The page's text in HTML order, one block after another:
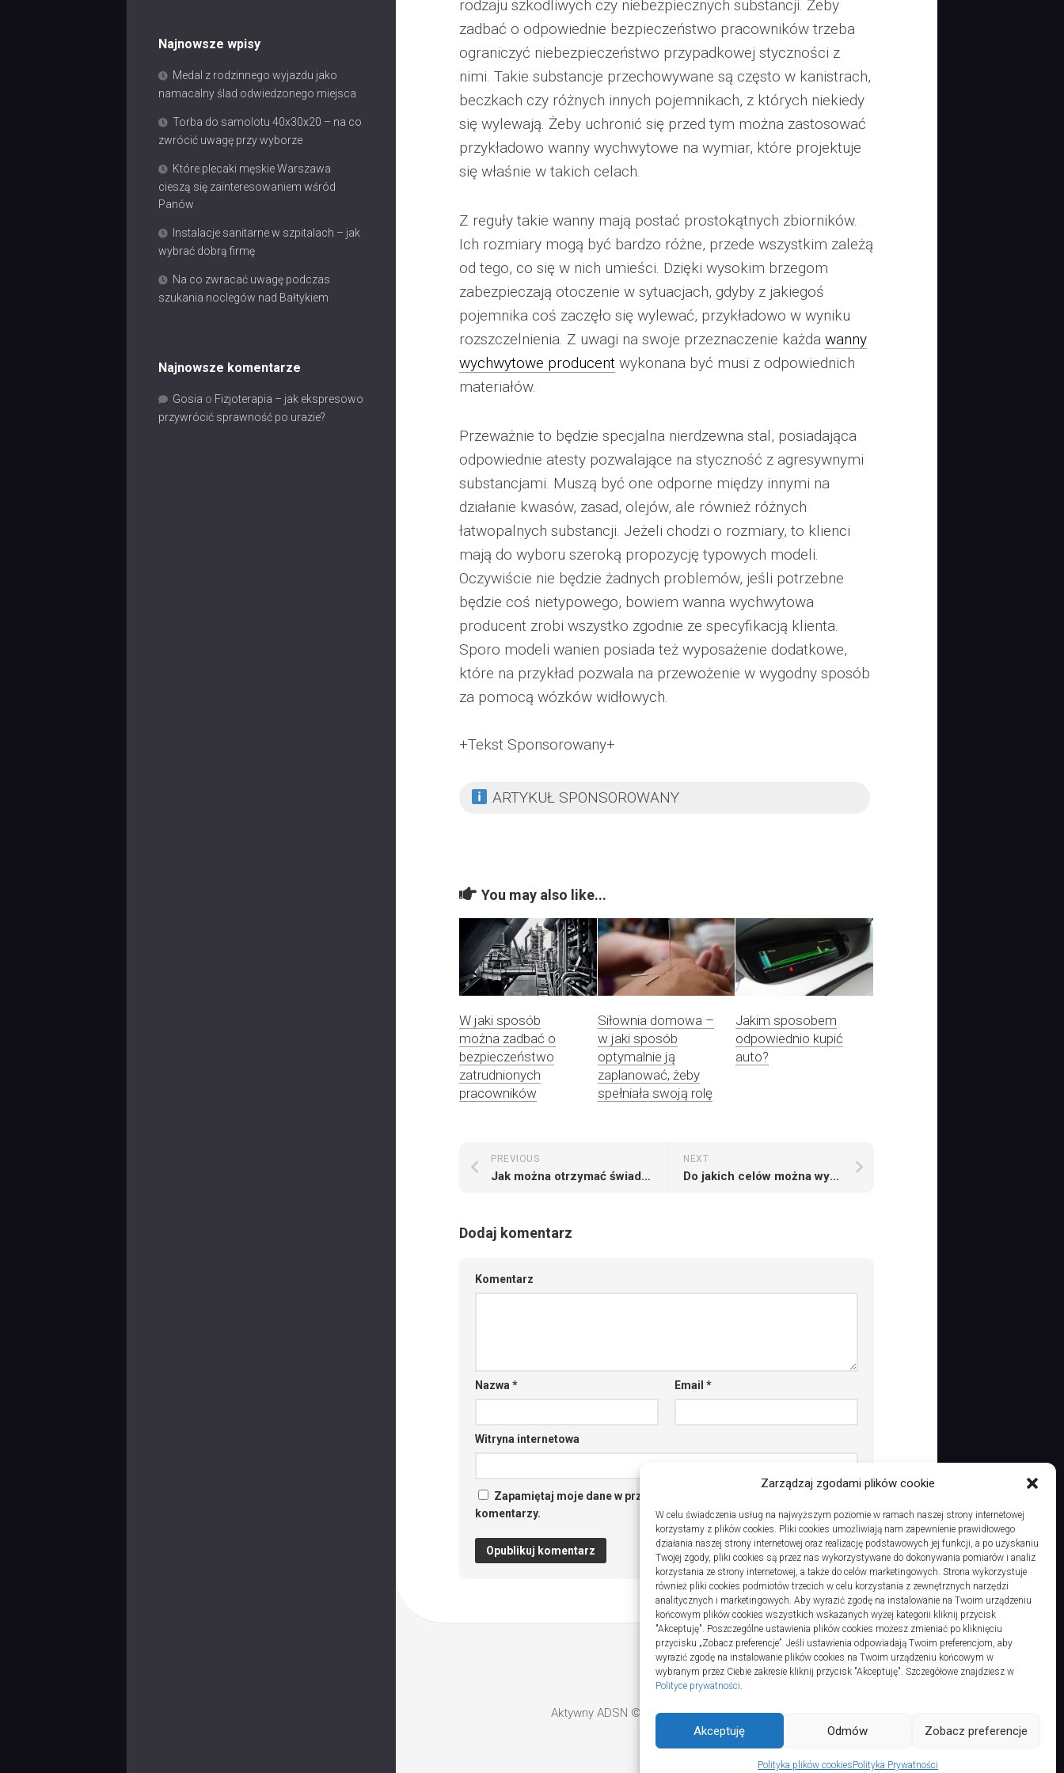
Zarządzaj zgodami plików cookie
W celu świadczenia usług na najwyższym poziomie w ramach naszej strony internetowej
korzystamy z plików cookies. Pliki cookies umożliwiają nam zapewnienie prawidłowego
działania naszej strony internetowej oraz realizację podstawowych jej funkcji, a po uzyskaniu
Twojej zgody, pliki cookies są przez nas wykorzystywane do dokonywania pomiarów i analiz
korzystania ze strony internetowej, a także do celów marketingowych. Strona wykorzystuje
również pliki cookies podmiotów trzecich w celu korzystania z zewnętrznych narzędzi
analitycznych i marketingowych. Aby wyrazić zgodę na instalowanie na Twoim urządzeniu
końcowym plików cookies wszystkich wskazanych wyżej kategorii kliknij przycisk
"Akceptuję". Poszczególne ustawienia plików cookies możesz zmieniać po kliknięciu
przycisku „Zobacz preferencje”. Jeśli ustawienia odpowiadają Twoim preferencjom, aby
wyrazić zgodę na instalowanie plików cookies na Twoim urządzeniu końcowym w
wybranym przez Ciebie zakresie kliknij przycisk "Akceptuję". Szczegółowe znajdziesz w
Polityce prywatności.
Akceptuję Odmów Zobacz preferencje
Polityka plików cookiesPolityka Prywatności
Najnowsze wpisy
Medal z rodzinnego wyjazdu jako
namacalny ślad odwiedzonego miejsca
Torba do samolotu 40x30x20 – na co
zwrócić uwagę przy wyborze
Które plecaki męskie Warszawa
cieszą się zainteresowaniem wśród
Panów
Instalacje sanitarne w szpitalach – jak
wybrać dobrą firmę
Na co zwracać uwagę podczas
szukania noclegów nad Bałtykiem
Najnowsze komentarze
Gosia o Fizjoterapia – jak ekspresowo
przywrócić sprawność po urazie?
rodzaju szkodliwych czy niebezpiecznych substancji. Żeby
zadbać o odpowiednie bezpieczeństwo pracowników trzeba
ograniczyć niebezpieczeństwo przypadkowej styczności z
nimi. Takie substancje przechowywane są często w kanistrach,
beczkach czy różnych innych pojemnikach, z których niekiedy
się wylewają. Żeby uchronić się przed tym można zastosować
przykładowo wanny wychwytowe na wymiar, które projektuje
się właśnie w takich celach.
Z reguły takie wanny mają postać prostokątnych zbiorników.
Ich rozmiary mogą być bardzo różne, przede wszystkim zależą
od tego, co się w nich umieści. Dzięki wysokim brzegom
zabezpieczają otoczenie w sytuacjach, gdyby z jakiegoś
pojemnika coś zaczęło się wylewać, przykładowo w wyniku
rozszczelnienia. Z uwagi na swoje przeznaczenie każda wanny
wychwytowe producent wykonana być musi z odpowiednich
materiałów.
Przeważnie to będzie specjalna nierdzewna stal, posiadająca
odpowiednie atesty pozwalające na styczność z agresywnymi
substancjami. Muszą być one odporne między innymi na
działanie kwasów, zasad, olejów, ale również różnych
łatwopalnych substancji. Jeżeli chodzi o rozmiary, to klienci
mają do wyboru szeroką propozycję typowych modeli.
Oczywiście nie będzie żadnych problemów, jeśli potrzebne
będzie coś nietypowego, bowiem wanna wychwytowa
producent zrobi wszystko zgodnie ze specyfikacją klienta.
Sporo modeli wanien posiada też wyposażenie dodatkowe,
które na przykład pozwala na przewożenie w wygodny sposób
za pomocą wózków widłowych.
+Tekst Sponsorowany+
ARTYKUŁ SPONSOROWANY
You may also like...
W jaki sposób
można zadbać o
bezpieczeństwo
zatrudnionych
pracowników
Siłownia domowa –
w jaki sposób
optymalnie ją
zaplanować, żeby
spełniała swoją rolę
Jakim sposobem
odpowiednio kupić
auto?
NEXT
Do jakich celów można wykorzystać obecnie sztuczną inteligencję
PREVIOUS
Jak można otrzymać świadczenie wspierające dla osób niepełnosprawnych
Dodaj komentarz
Komentarz
Nazwa * Email *
Witryna internetowa
Zapamiętaj moje dane w przeglądarce podczas pisania kolejnych
komentarzy.
Aktywny ADSN © 2026. All Rights Reserved.